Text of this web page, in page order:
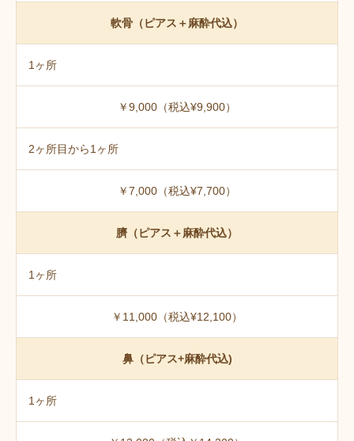
軟骨（ピアス＋麻酔代込）
1ヶ所
￥9,000（税込¥9,900）
2ヶ所目から1ヶ所
￥7,000（税込¥7,700）
臍（ピアス＋麻酔代込）
1ヶ所
￥11,000（税込¥12,100）
鼻（ピアス+麻酔代込)
1ヶ所